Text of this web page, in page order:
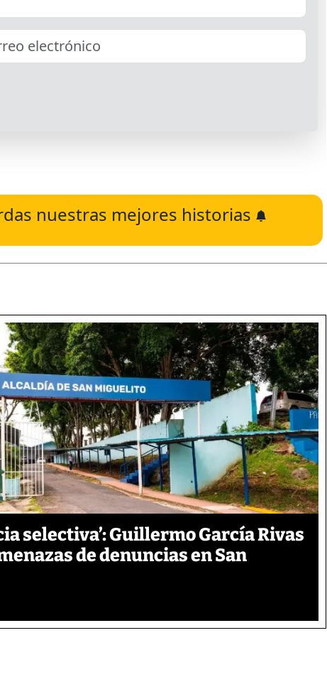
nuestras mejores historias
selectiva’: Guillermo García Rivas
de denuncias en San